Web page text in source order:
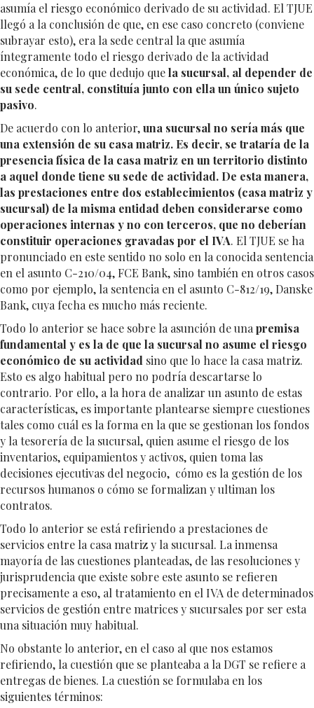
asumía el riesgo económico derivado de su actividad. El TJUE
llegó a la conclusión de que, en ese caso concreto (conviene
subrayar esto), era la sede central la que asumía
íntegramente todo el riesgo derivado de la actividad
económica, de lo que dedujo quela sucursal, al depender de
su sede central, constituía junto con ella un único sujeto
pasivo.
De acuerdo con lo anterior,una sucursal no sería más que
una extensión de su casa matriz. Es decir, se trataría de la
presencia física de la casa matriz en un territorio distinto
a aquel donde tiene su sede de actividad. De esta manera,
las prestaciones entre dos establecimientos (casa matriz y
sucursal) de la misma entidad deben considerarse como
operaciones internas y no con terceros, que no deberían
constituir operaciones gravadas por el IVA. El TJUE se ha
pronunciado en este sentido no solo en la conocida sentencia
en el asunto C-210/04, FCE Bank, sino también en otros casos
como por ejemplo, la sentencia en el asunto C-812/19, Danske
Bank, cuya fecha es mucho más reciente.
Todo lo anterior se hace sobre la asunción de una premisa
fundamental y es la de que la sucursal no asume el riesgo
económico de su actividad sino que lo hace la casa matriz.
Esto es algo habitual pero no podría descartarse lo
contrario. Por ello, a la hora de analizar un asunto de estas
características, es importante plantearse siempre cuestiones
tales como cuál es la forma en la que se gestionan los fondos
y la tesorería de la sucursal, quien asume el riesgo de los
inventarios, equipamientos y activos, quien toma las
decisiones ejecutivas del negocio, cómo es la gestión de los
recursos humanos o cómo se formalizan y ultiman los
contratos.
Todo lo anterior se está refiriendo a prestaciones de
servicios entre la casa matriz y la sucursal. La inmensa
mayoría de las cuestiones planteadas, de las resoluciones y
jurisprudencia que existe sobre este asunto se refieren
precisamente a eso, al tratamiento en el IVA de determinados
servicios de gestión entre matrices y sucursales por ser esta
una situación muy habitual.
No obstante lo anterior, en el caso al que nos estamos
refiriendo, la cuestión que se planteaba a la DGT se refiere a
entregas de bienes. La cuestión se formulaba en los
siguientes términos: